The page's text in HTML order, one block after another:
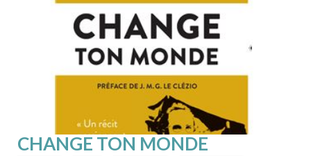
LIRE LA SUITE
CHANGE TON MONDE